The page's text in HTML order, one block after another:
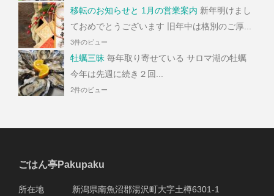
移転のお知らせと 1月の営業案内 新年明けまし
ておめでとうございます 旧年中は格別のご厚...
3件のビュー
牡蠣三昧 毎年取り寄せている サロマ湖の牡蠣
今年は先週に続き２回...
2件のビュー
ごはん亭Pakupaku
所在地 新潟県南魚沼郡湯沢町大字土樽6301-1